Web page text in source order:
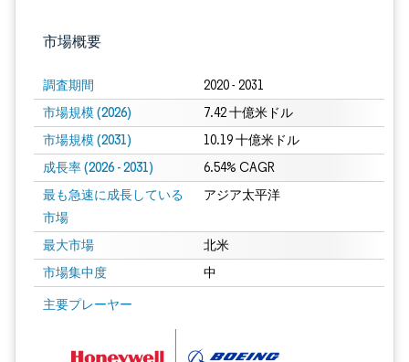
市場概要
調査期間 2020 - 2031
市場規模 (2026) 7.42 十億米ドル
市場規模 (2031) 10.19 十億米ドル
成長率 (2026 - 2031) 6.54% CAGR
最も急速に成長している
市場
アジア太平洋
最大市場 北米
市場集中度 中
主要プレーヤー
画像 © Mordor Intelligence。再利用にはCC BY 4.0の表示が必要です。